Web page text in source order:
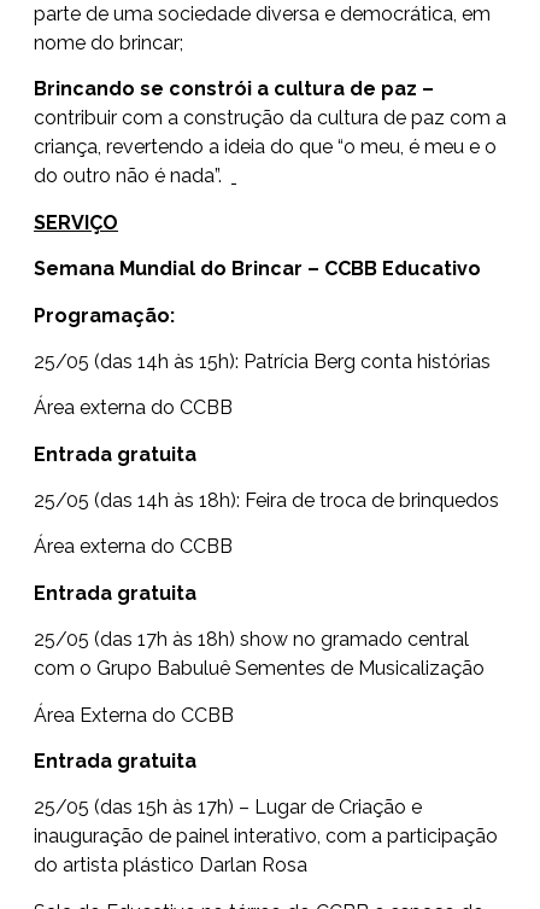
parte de uma sociedade diversa e democrática, em
nome do brincar;
Brincando se constrói a cultura de paz –
contribuir com a construção da cultura de paz com a
criança, revertendo a ideia do que “o meu, é meu e o
do outro não é nada”.
SERVIÇO
Semana Mundial do Brincar – CCBB Educativo
Programação:
25/05 (das 14h às 15h): Patrícia Berg conta histórias
Área externa do CCBB
Entrada gratuita
25/05 (das 14h às 18h): Feira de troca de brinquedos
Área externa do CCBB
Entrada gratuita
25/05 (das 17h às 18h) show no gramado central
com o Grupo Babuluê Sementes de Musicalização
Área Externa do CCBB
Entrada gratuita
25/05 (das 15h às 17h) – Lugar de Criação e
inauguração de painel interativo, com a participação
do artista plástico Darlan Rosa